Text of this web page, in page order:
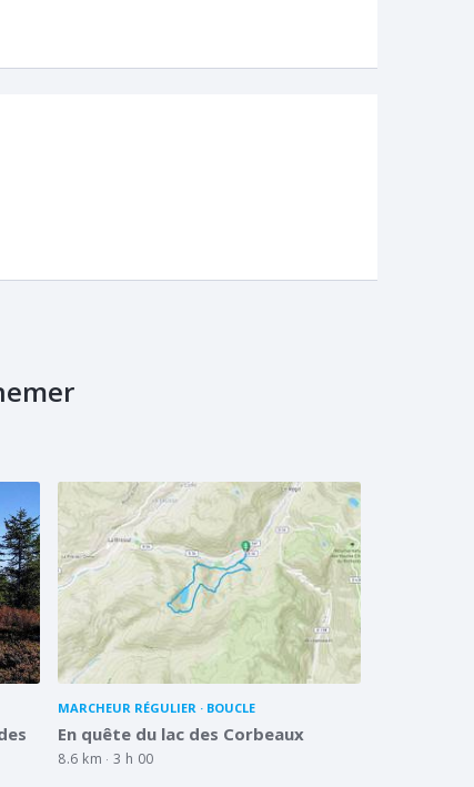
MARCHEUR RÉGULIER BOUCLE
En quête du lac des Corbeaux
8.6 km 3 h 00